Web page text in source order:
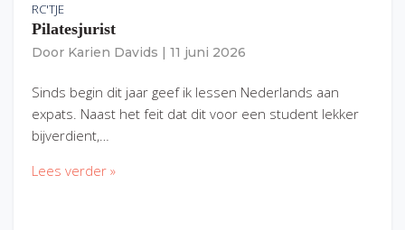
RC'TJE
Pilatesjurist
Door Karien Davids 11 juni 2026
Sinds begin dit jaar geef ik lessen Nederlands aan
expats. Naast het feit dat dit voor een student lekker
bijverdient,…
Lees verder »